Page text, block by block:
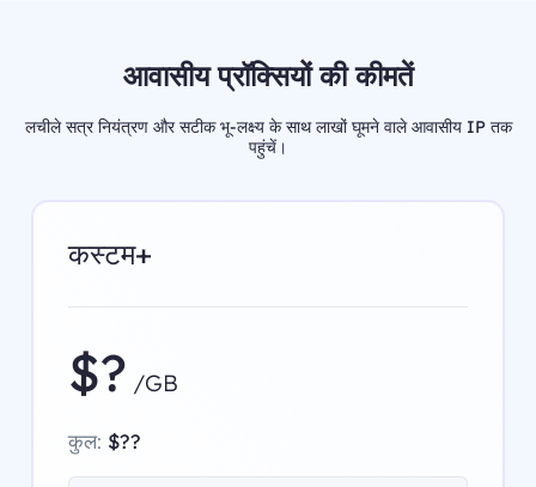
आवासीय प्रॉक्सियों की कीमतें
लचीले सत्र नियंत्रण और सटीक भू-लक्ष्य के साथ लाखों घूमने वाले आवासीय IP तक
पहुंचें।
कस्टम+
$? /GB
कुल: $??